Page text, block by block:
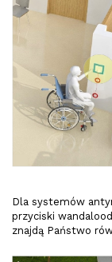
Dla systemów
przyciski
znajdą Państwo